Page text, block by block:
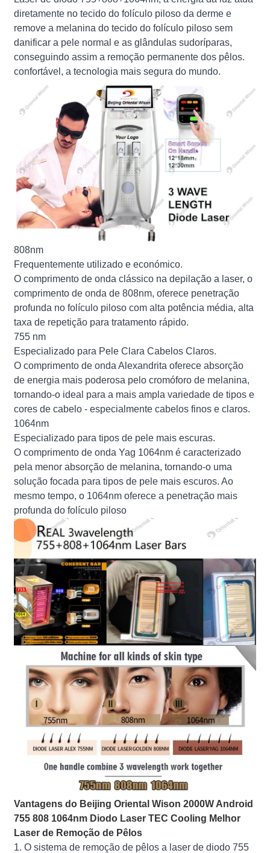
diretamente no tecido do folículo piloso da derme e
remove a melanina do tecido do folículo piloso sem
danificar a pele normal e as glândulas sudoríparas,
conseguindo assim a remoção permanente dos pêlos.
confortável, a tecnologia mais segura do mundo.
808nm
Frequentemente utilizado e económico.
O comprimento de onda clássico na depilação a laser, o
comprimento de onda de 808nm, oferece penetração
profunda no folículo piloso com alta potência média, alta
taxa de repetição para tratamento rápido.
755 nm
Especializado para Pele Clara Cabelos Claros.
O comprimento de onda Alexandrita oferece absorção
de energia mais poderosa pelo cromóforo de melanina,
tornando-o ideal para a mais ampla variedade de tipos e
cores de cabelo - especialmente cabelos finos e claros.
1064nm
Especializado para tipos de pele mais escuras.
O comprimento de onda Yag 1064nm é caracterizado
pela menor absorção de melanina, tornando-o uma
solução focada para tipos de pele mais escuros. Ao
mesmo tempo, o 1064nm oferece a penetração mais
profunda do folículo piloso
Vantagens do Beijing Oriental Wison 2000W Android
755 808 1064nm Diodo Laser TEC Cooling Melhor
Laser de Remoção de Pêlos
1. O sistema de remoção de pêlos a laser de diodo 755